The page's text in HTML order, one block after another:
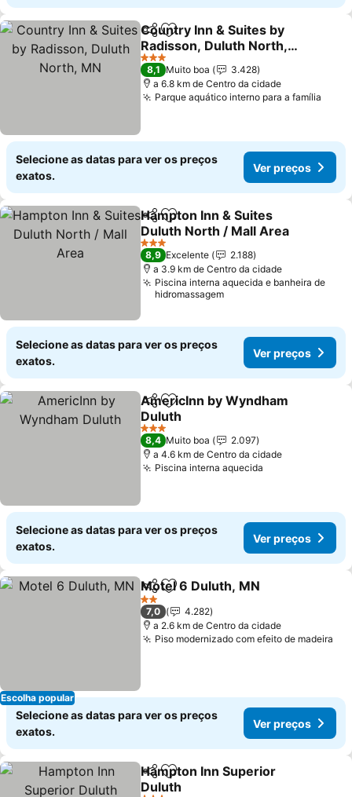
PartilharAdicionar aos favoritos
Country Inn & Suites by
Radisson, Duluth North,
MN
3 Estrelas
8,1 Muito boa
3.428
a 6.8 km de Centro da cidade
Parque aquático interno para a família
Selecione as datas para ver os preços
exatos.
Ver preços
PartilharAdicionar aos favoritos
Hampton Inn & Suites
Duluth North / Mall Area
3 Estrelas
8,9 Excelente
2.188
a 3.9 km de Centro da cidade
Piscina interna aquecida e banheira de
hidromassagem
Selecione as datas para ver os preços
exatos.
Ver preços
PartilharAdicionar aos favoritos
AmericInn by Wyndham
Duluth
3 Estrelas
8,4 Muito boa
2.097
a 4.6 km de Centro da cidade
Piscina interna aquecida
Selecione as datas para ver os preços
exatos.
Ver preços
Escolha popular
PartilharAdicionar aos favoritos
Motel 6 Duluth, MN
2 Estrelas
7,0
4.282
a 2.6 km de Centro da cidade
Piso modernizado com efeito de madeira
Selecione as datas para ver os preços
exatos.
Ver preços
PartilharAdicionar aos favoritos
Hampton Inn Superior
Duluth